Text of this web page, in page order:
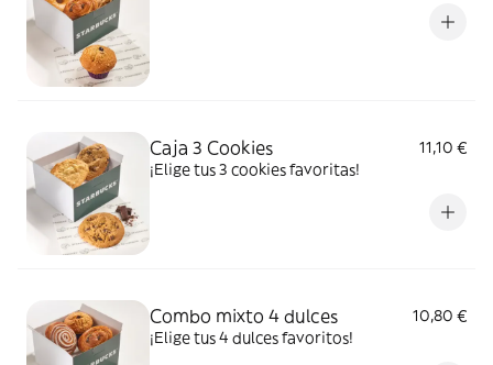
Caja 3 Cookies
11,10 €
¡Elige tus 3 cookies favoritas!
Combo mixto 4 dulces
10,80 €
¡Elige tus 4 dulces favoritos!